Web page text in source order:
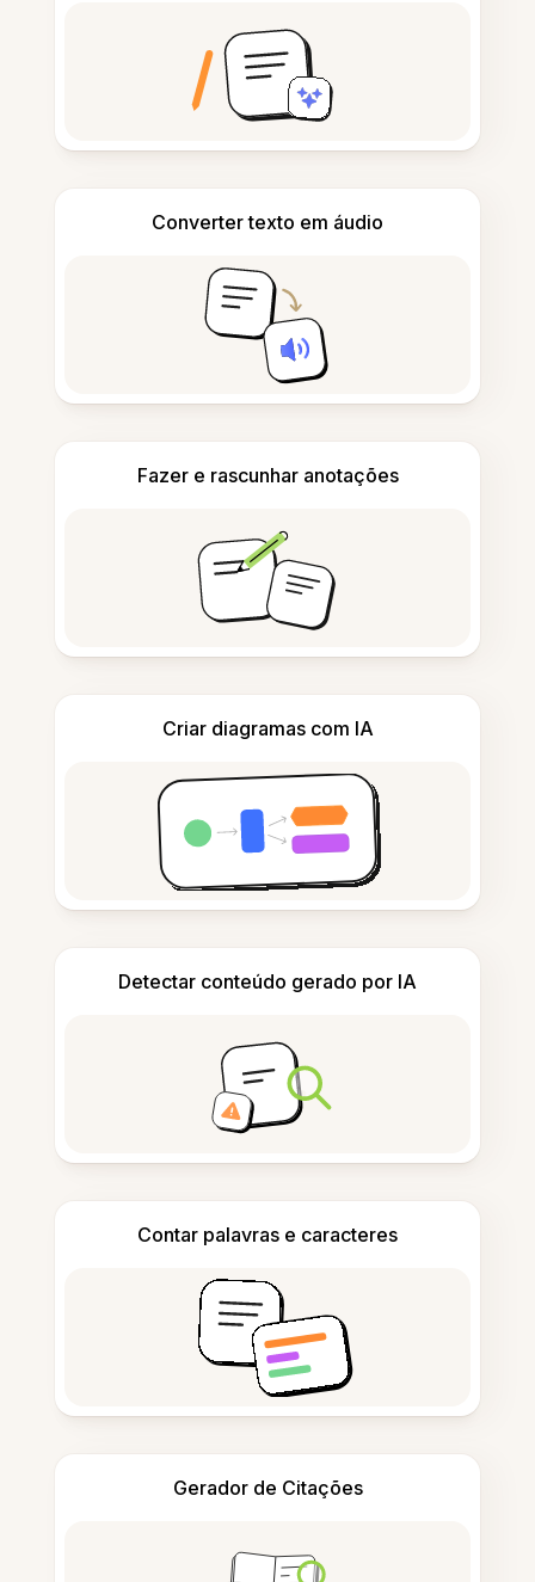
Converter texto em áudio
Fazer e rascunhar anotações
Criar diagramas com IA
Detectar conteúdo gerado por IA
Contar palavras e caracteres
Gerador de Citações